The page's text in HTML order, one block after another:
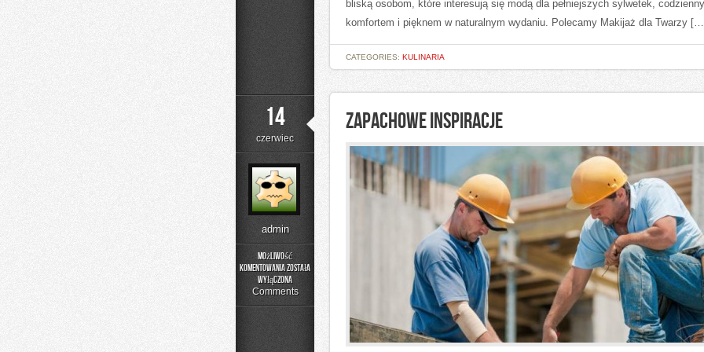
bliską osobom, które interesują się modą dla pełniejszych sylwetek,
komfortem i pięknem w naturalnym wydaniu. Polecamy Makijaż dla Twarzy
CATEGORIES: KULINARIA
14
czerwiec
admin
Możliwość
komentowania
Zapachowe
Inspiracje
została
wyłączona
Comments
ZAPACHOWE INSPIRACJE